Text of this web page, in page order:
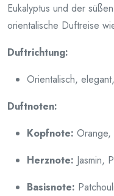
Eukalyptus und der
orientalische Duftreise
Duftrichtung:
Orientalisch,
Duftnoten:
Kopfnote: Orange,
Herznote: Jasmin,
Basisnote: